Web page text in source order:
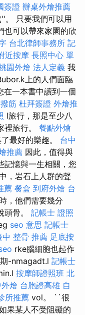
簽證 辦桌外燴推薦
。 只要我們可以用
也可以帶來家園的欣
台北律師事務所 記
近按摩 長照中心 單
園外燴 法人定義 我
上的人們面臨
在一本書中讀到一個
筋 杜拜簽證 外燴推
l旅行，那是至少八
裡旅行。 餐點外燴
最好的樂趣。 台中
推薦 因此，值得與
記憶與一生相關，您
，岩石上人群的聲
薦 餐盒 到府外燴 台
，他們需要幾分
頭骨。 記帳士 證照
seo 意思 記帳士
中 整骨 推薦 足底按
rke腦細胞也起作
-nmagadt.l 記帳士
按摩師證照班 北
燴 台胞證高雄 自
所推薦 vol。 ``很
果某人不受阻礙的